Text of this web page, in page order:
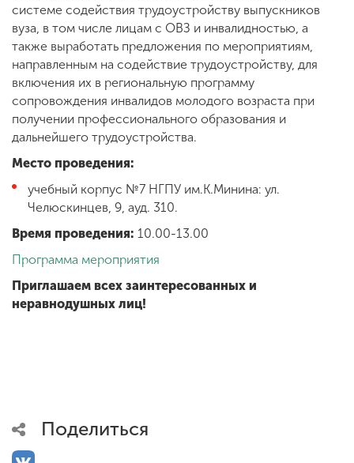
системе содействия трудоустройству выпускников
вуза, в том числе лицам с ОВЗ и инвалидностью, а
также выработать предложения по мероприятиям,
направленным на содействие трудоустройству, для
включения их в региональную программу
сопровождения инвалидов молодого возраста при
получении профессионального образования и
дальнейшего трудоустройства.
Место проведения:
учебный корпус №7 НГПУ им.К.Минина: ул.
Челюскинцев, 9, ауд. 310.
Время проведения: 10.00-13.00
Программа мероприятия
Приглашаем всех заинтересованных и
неравнодушных лиц!
Поделиться